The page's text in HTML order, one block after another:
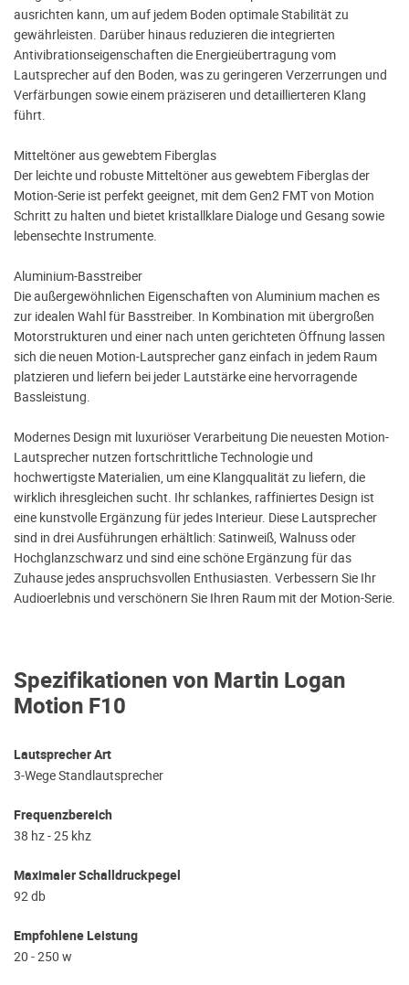
Spezifikationen von Martin Logan
Motion F10
Lautsprecher Art
3-Wege Standlautsprecher
Frequenzbereich
38 hz - 25 khz
Maximaler Schalldruckpegel
92 db
Empfohlene Leistung
20 - 250 w
ausrichten kann, um auf jedem Boden optimale Stabilität zu
gewährleisten. Darüber hinaus reduzieren die integrierten
Antivibrationseigenschaften die Energieübertragung vom
Lautsprecher auf den Boden, was zu geringeren Verzerrungen und
Verfärbungen sowie einem präziseren und detaillierteren Klang
führt.
Mitteltöner aus gewebtem Fiberglas
Der leichte und robuste Mitteltöner aus gewebtem Fiberglas der
Motion-Serie ist perfekt geeignet, mit dem Gen2 FMT von Motion
Schritt zu halten und bietet kristallklare Dialoge und Gesang sowie
lebensechte Instrumente.
Aluminium-Basstreiber
Die außergewöhnlichen Eigenschaften von Aluminium machen es
zur idealen Wahl für Basstreiber. In Kombination mit übergroßen
Motorstrukturen und einer nach unten gerichteten Öffnung lassen
sich die neuen Motion-Lautsprecher ganz einfach in jedem Raum
platzieren und liefern bei jeder Lautstärke eine hervorragende
Bassleistung.
Modernes Design mit luxuriöser Verarbeitung Die neuesten Motion-
Lautsprecher nutzen fortschrittliche Technologie und
hochwertigste Materialien, um eine Klangqualität zu liefern, die
wirklich ihresgleichen sucht. Ihr schlankes, raffiniertes Design ist
eine kunstvolle Ergänzung für jedes Interieur. Diese Lautsprecher
sind in drei Ausführungen erhältlich: Satinweiß, Walnuss oder
Hochglanzschwarz und sind eine schöne Ergänzung für das
Zuhause jedes anspruchsvollen Enthusiasten. Verbessern Sie Ihr
Audioerlebnis und verschönern Sie Ihren Raum mit der Motion-Serie.